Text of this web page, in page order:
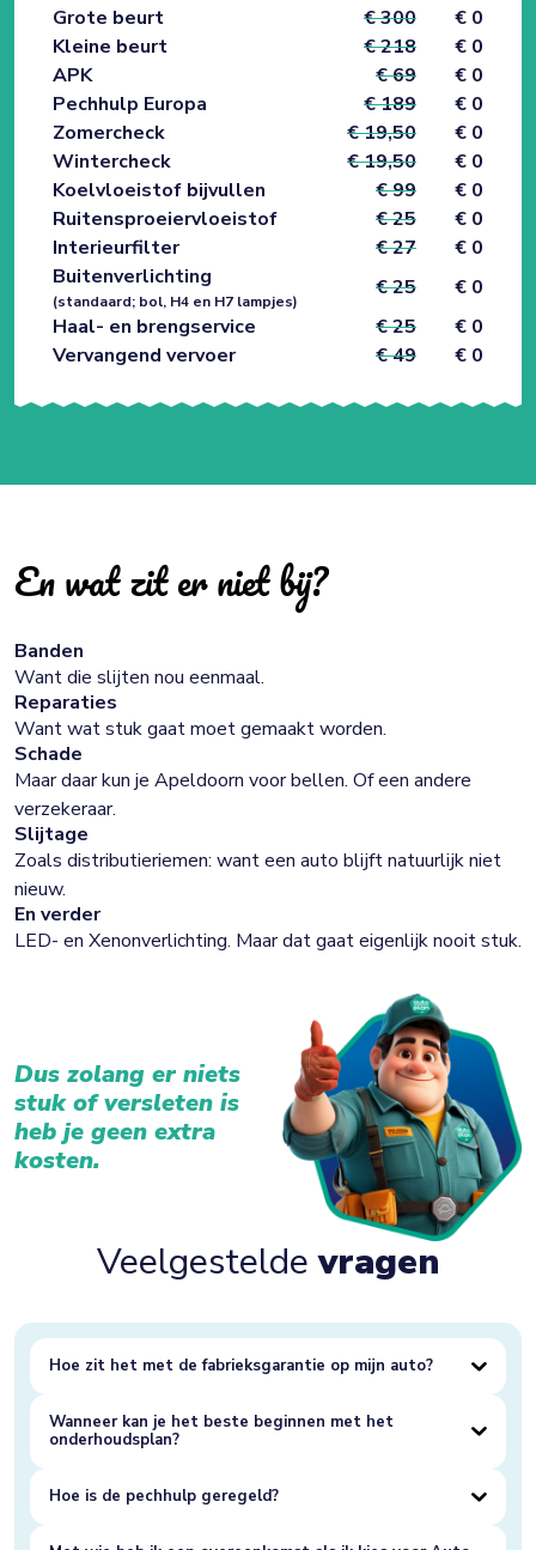
Grote beurt € 300
€ 0
Kleine beurt
€ 218
€ 0
APK
€ 69
€ 0
Pechhulp Europa
€ 189
€ 0
Zomercheck
€ 19,50
€ 0
Wintercheck
€ 19,50
€ 0
Koelvloeistof bijvullen
€ 99
€ 0
Ruitensproeiervloeistof
€ 25
€ 0
Interieurfilter
€ 27
€ 0
Buitenverlichting
(standaard; bol, H4 en H7 lampjes)
€ 25
€ 0
Haal- en brengservice
€ 25
€ 0
Vervangend vervoer
€ 49 € 0
En wat zit er niet bij?
Banden
Want die slijten nou eenmaal.
Reparaties
Want wat stuk gaat moet gemaakt worden.
Schade
Maar daar kun je Apeldoorn voor bellen. Of een andere
verzekeraar.
Slijtage
Zoals distributieriemen: want een auto blijft natuurlijk niet
nieuw.
En verder
LED- en Xenonverlichting. Maar dat gaat eigenlijk nooit stuk.
Dus zolang er niets
stuk of versleten is
heb je geen extra
kosten.
Veelgesteldevragen
Hoe zit het met de fabrieksgarantie op mijn auto?
Wanneer kan je het beste beginnen met het
onderhoudsplan?
Hoe is de pechhulp geregeld?